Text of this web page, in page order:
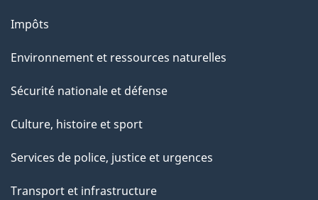
Impôts
Environnement et ressources naturelles
Sécurité nationale et défense
Culture, histoire et sport
Services de police, justice et urgences
Transport et infrastructure